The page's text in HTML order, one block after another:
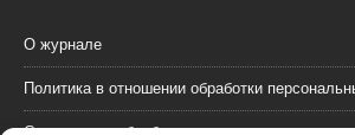
О журнале
Политика в отношении обработки